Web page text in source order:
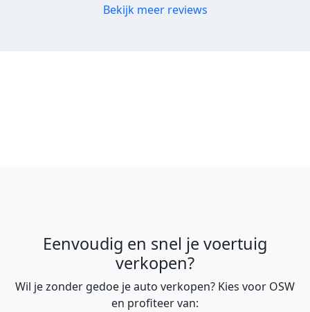
Bekijk meer reviews
Eenvoudig en snel je voertuig
verkopen?
Wil je zonder gedoe je auto verkopen? Kies voor OSW
en profiteer van: